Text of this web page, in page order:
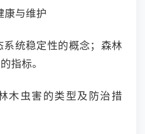
康与维护
系统稳定性的概念；森林
指标。
木虫害的类型及防治措